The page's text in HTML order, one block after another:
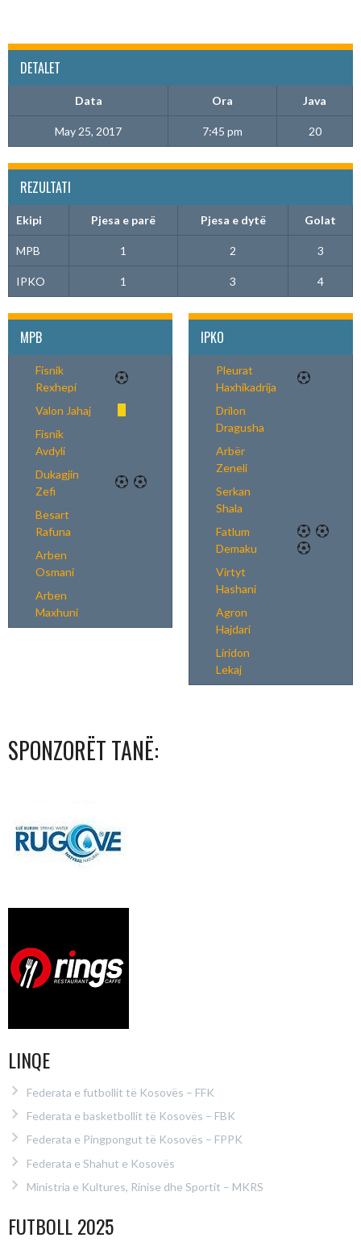
DETALET
Data Ora Java
May 25, 2017 7:45 pm 20
REZULTATI
Ekipi Pjesa e parë Pjesa e dytë Golat
MPB 1 2 3
IPKO 1 3 4
MPB
Fisnik
Rexhepi
Valon Jahaj
Fisnik
Avdyli
Dukagjin
Zefi
Besart
Rafuna
Arben
Osmani
Arben
Maxhuni
IPKO
Pleurat
Haxhikadrija
Drilon
Dragusha
Arbër
Zeneli
Serkan
Shala
Fatlum
Demaku
Virtyt
Hashani
Agron
Hajdari
Liridon
Lekaj
SPONZORËT TANË:
LINQE
Federata e futbollit të Kosovës – FFK
Federata e basketbollit të Kosovës – FBK
Federata e Pingpongut të Kosovës – FPPK
Federata e Shahut e Kosovës
Ministria e Kultures, Rinise dhe Sportit – MKRS
FUTBOLL 2025